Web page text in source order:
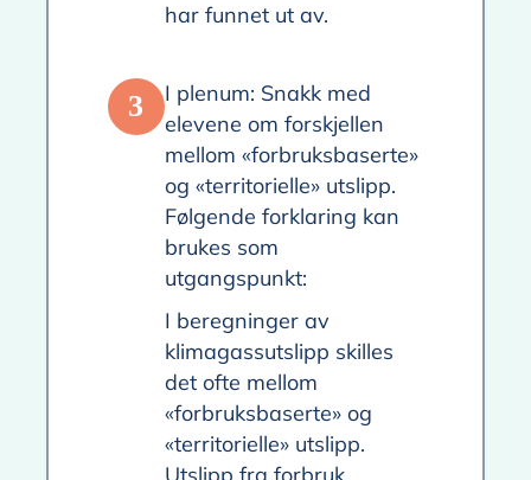
har funnet ut av.
3
I plenum: Snakk med
elevene om forskjellen
mellom «forbruksbaserte»
og «territorielle» utslipp.
Følgende forklaring kan
brukes som
utgangspunkt:
I beregninger av
klimagassutslipp skilles
det ofte mellom
«forbruksbaserte» og
«territorielle» utslipp.